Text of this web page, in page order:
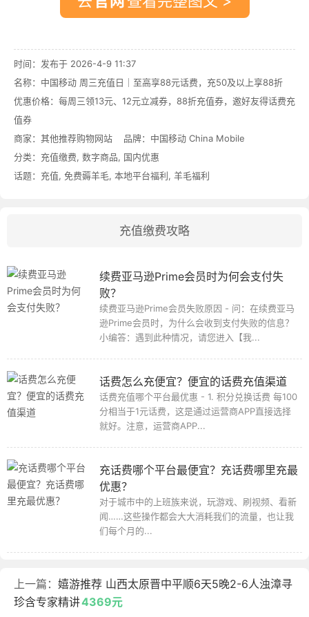
时间：发布于 2026-4-9 11:37
名称： 中国移动 周三充值日｜至高享88元话费，充50及以上享88折
优惠价格： 每周三领13元、12元立减券，88折充值券，邀好友得话费充
值券
商家：其他推荐购物网站 品牌： 中国移动 China Mobile
分类： 充值缴费, 数字商品, 国内优惠
话题： 充值, 免费薅羊毛, 本地平台福利, 羊毛福利
充值缴费攻略
续费亚马逊Prime会员时为何会支付失
败？
续费亚马逊Prime会员失败原因 - 问：在续费亚马
逊Prime会员时，为什么会收到支付失败的信息？
小编答：遇到此种情况，请您进入【我...
话费怎么充便宜？便宜的话费充值渠道
话费充值哪个平台最优惠 - 1. 积分兑换话费 每100
分相当于1元话费，这是通过运营商APP直接选择
就好。注意，运营商APP...
充话费哪个平台最便宜？充话费哪里充最
优惠？
对于城市中的上班族来说，玩游戏、刷视频、看新
闻……这些操作都会大大消耗我们的流量，也让我
们每个月的...
上一篇： 嬉游推荐 山西太原晋中平顺6天5晚2-6人浊漳寻
珍含专家精讲4369元